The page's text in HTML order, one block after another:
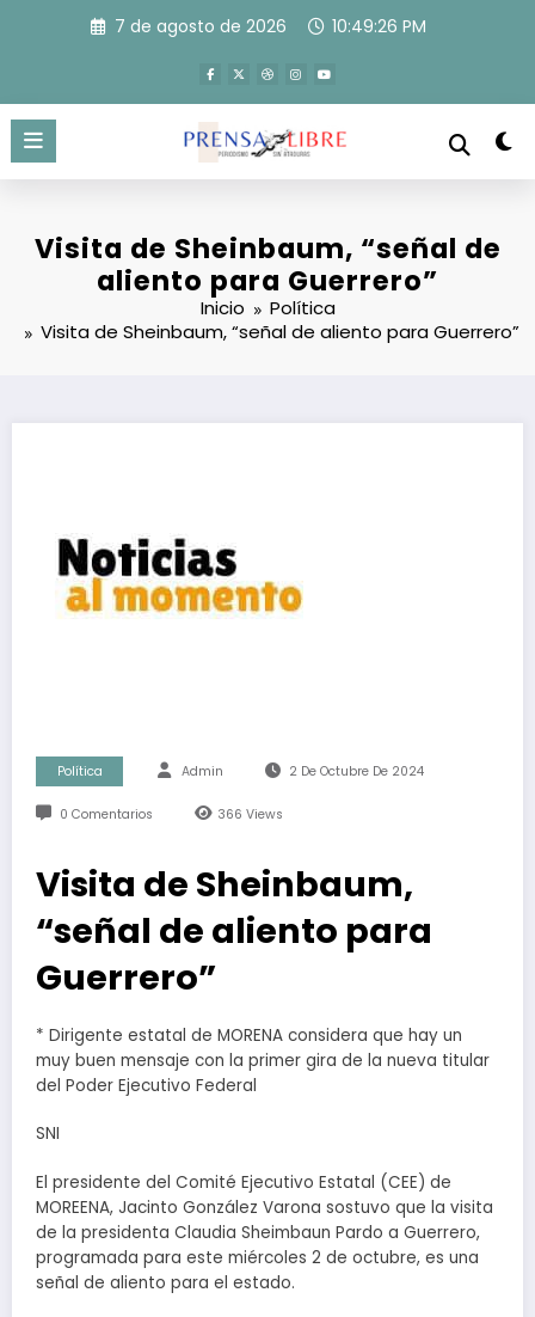
7 de agosto de 2026 10:49:26 PM
Visita de Sheinbaum, “señal de
aliento para Guerrero”
Inicio
Política
Visita de Sheinbaum, “señal de aliento para Guerrero”
Política Admin 2 De Octubre De 2024
0 Comentarios 366 Views
Visita de Sheinbaum,
“señal de aliento para
Guerrero”
* Dirigente estatal de MORENA considera que hay un
muy buen mensaje con la primer gira de la nueva titular
del Poder Ejecutivo Federal
SNI
El presidente del Comité Ejecutivo Estatal (CEE) de
MOREENA, Jacinto González Varona sostuvo que la visita
de la presidenta Claudia Sheimbaun Pardo a Guerrero,
programada para este miércoles 2 de octubre, es una
señal de aliento para el estado.